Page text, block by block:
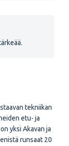
tekniikan
etu- ja
yksi Akavan ja
runsaat 20